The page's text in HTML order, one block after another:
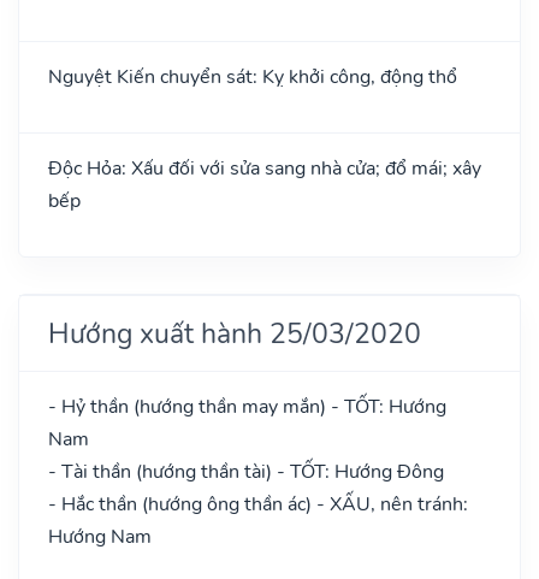
Nguyệt Kiến chuyển sát: Kỵ khởi công, động thổ
Độc Hỏa: Xấu đối với sửa sang nhà cửa; đổ mái; xây
bếp
Hướng xuất hành 25/03/2020
- Hỷ thần (hướng thần may mắn) - TỐT: Hướng
Nam
- Tài thần (hướng thần tài) - TỐT: Hướng Đông
- Hắc thần (hướng ông thần ác) - XẤU, nên tránh:
Hướng Nam